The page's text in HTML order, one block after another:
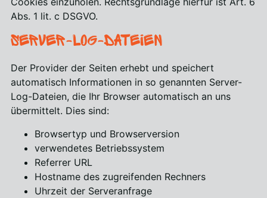
Abs. 1 lit. c DSGVO.
Server-Log-Dateien
Der Provider der Seiten erhebt und speichert
automatisch Informationen in so genannten Server-
Log-Dateien, die Ihr Browser automatisch an uns
übermittelt. Dies sind:
Browsertyp und Browserversion
verwendetes Betriebssystem
Referrer URL
Hostname des zugreifenden Rechners
Uhrzeit der Serveranfrage